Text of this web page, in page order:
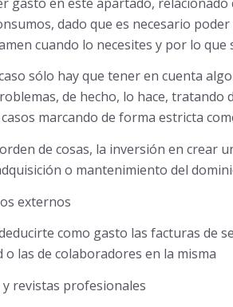
dado que es necesario
cuando lo necesites y por lo
sólo hay que tener en cuenta
de hecho, lo hace,
marcando de forma estricta
de cosas, la inversión en crear
o mantenimiento del
externos
como gasto las facturas de
o las de colaboradores en la misma
revistas profesionales